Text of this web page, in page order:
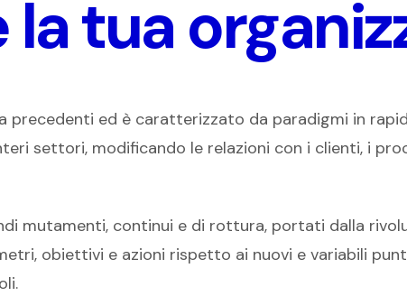
tua
precedenti ed è caratterizzato da paradigmi in
settori, modificando le relazioni con i clienti, i
mutamenti, continui e di rottura, portati dalla
obiettivi e azioni rispetto ai nuovi e variabili